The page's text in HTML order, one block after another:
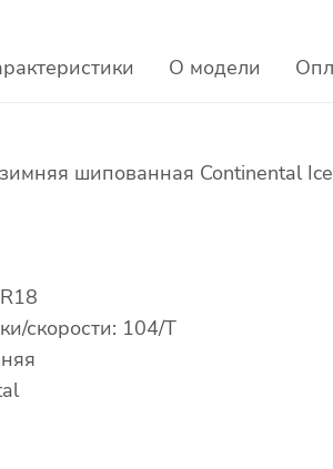
О модели
шипованная Continental
скорости: 104/T